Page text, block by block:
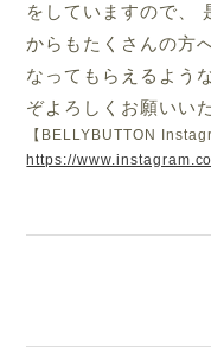
をしていますので、
からもたくさんの方
なってもらえるよう
ぞよろしくお願いい
【BELLYBUTTON
https://